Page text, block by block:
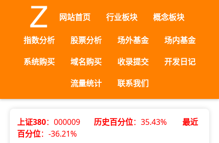
网站首页 行业板块 概念板块
指数分析 股票分析 场外基金
场内基金
系统购买
域名购买 收录提交
开发日记
流量统计
联系我们
上证380：000009 历史百分位：35.43% 最近
百分位：-36.21%